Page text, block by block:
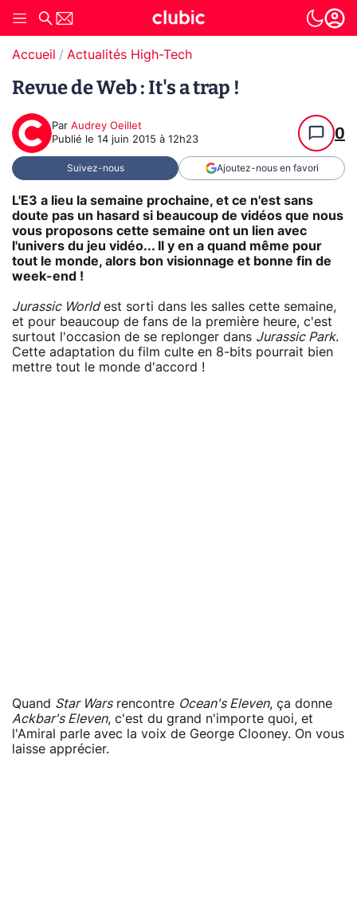
Accueil Actualités High-Tech
Revue de Web : It's a trap !
Par Audrey Oeillet
Publié le 14 juin 2015 à 12h23 0
Suivez-nous Ajoutez-nous en favori
L'E3 a lieu la semaine prochaine, et ce n'est sans
doute pas un hasard si beaucoup de vidéos que nous
vous proposons cette semaine ont un lien avec
l'univers du jeu vidéo... Il y en a quand même pour
tout le monde, alors bon visionnage et bonne fin de
week-end !
Jurassic Worldest sorti dans les salles cette semaine,
et pour beaucoup de fans de la première heure, c'est
surtout l'occasion de se replonger dans Jurassic Park.
Cette adaptation du film culte en 8-bits pourrait bien
mettre tout le monde d'accord !
Quand Star Warsrencontre Ocean's Eleven, ça donne
Ackbar's Eleven, c'est du grand n'importe quoi, et
l'Amiral parle avec la voix de George Clooney. On vous
laisse apprécier.